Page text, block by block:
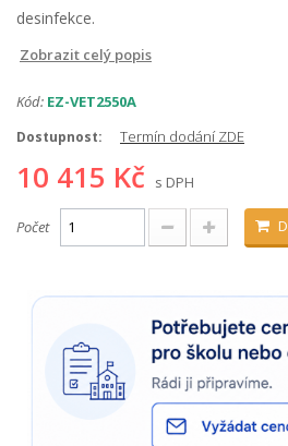
desinfekce.
Zobrazit celý popis
Kód: EZ-VET2550A
Dostupnost: Termín dodání ZDE
10 415 Kč s DPH
Počet